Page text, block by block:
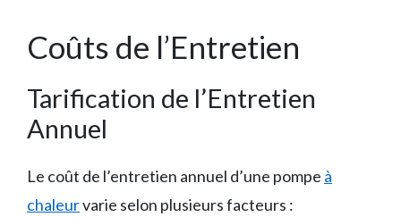
Coûts de l’Entretien
Tarification de l’Entretien
Annuel
Le coût de l’entretien annuel d’une pompe à
chaleurvarie selon plusieurs facteurs :